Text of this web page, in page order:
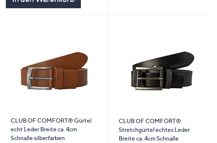
CLUB OF COMFORT® Gürtel
echt Leder Breite ca. 4cm
Schnalle silberfarben
CLUB OF COMFORT®
Stretchgürtel echtes Leder
Breite ca. 4cm Schnalle